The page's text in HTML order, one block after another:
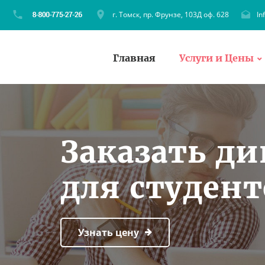
г. Томск, пр. Фрунзе, 103Д оф. 628
Главная Услуги и Цены
Заказать
для
Узнать цену